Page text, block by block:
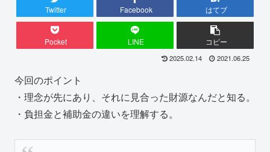
Twitter Facebook はてブ
Pocket LINE コピー
2025.02.14 2021.06.25
今回のポイント
・理念が先にあり、それに見合った財源なんだと知る。
・負担金と補助金の違いを理解する。